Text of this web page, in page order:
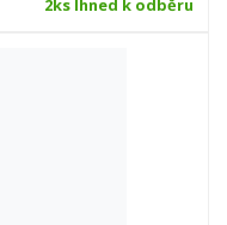
2ks Ihned k odběru